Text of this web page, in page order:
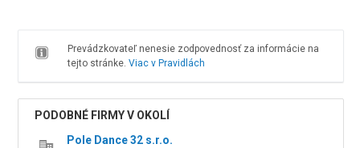
Prevádzkovateľ nenesie zodpovednosť za informácie na
tejto stránke. Viac v Pravidlách
PODOBNÉ FIRMY V OKOLÍ
Pole Dance 32 s.r.o.